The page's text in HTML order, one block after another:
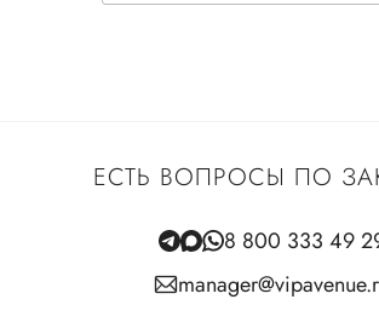
ЕСТЬ ВОПРОСЫ ПО
8 800 333 49